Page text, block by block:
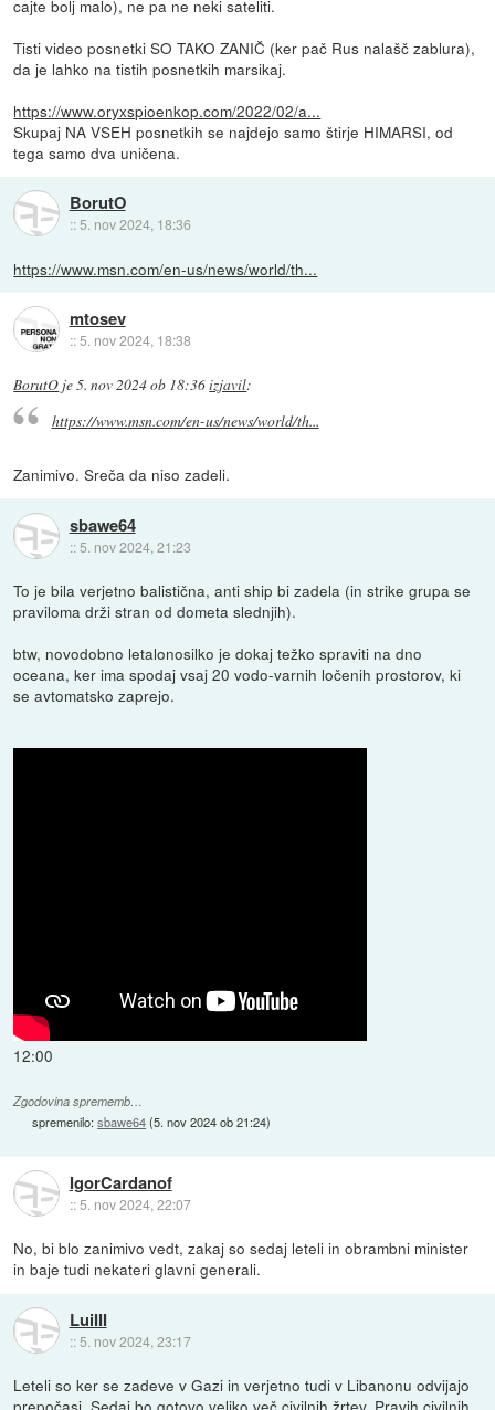
cajte bolj malo), ne pa ne neki sateliti.
Tisti video posnetki SO TAKO ZANIČ (ker pač Rus nalašč zablura),
da je lahko na tistih posnetkih marsikaj.
https://www.oryxspioenkop.com/2022/02/a...
Skupaj NA VSEH posnetkih se najdejo samo štirje HIMARSI, od
tega samo dva uničena.
BorutO
:: 5. nov 2024, 18:36
https://www.msn.com/en-us/news/world/th...
mtosev
::5. nov 2024, 18:38
BorutO je5. nov 2024 ob 18:36izjavil:
https://www.msn.com/en-us/news/world/th...
Zanimivo. Sreča da niso zadeli.
sbawe64
:: 5. nov 2024, 21:23
To je bila verjetno balistična, anti ship bi zadela (in strike grupa se
praviloma drži stran od dometa slednjih).
btw, novodobno letalonosilko je dokaj težko spraviti na dno
oceana, ker ima spodaj vsaj 20 vodo-varnih ločenih prostorov, ki
se avtomatsko zaprejo.
12:00
Zgodovina sprememb…
spremenilo:sbawe64(5. nov 2024 ob 21:24)
IgorCardanof
::5. nov 2024, 22:07
No, bi blo zanimivo vedt, zakaj so sedaj leteli in obrambni minister
in baje tudi nekateri glavni generali.
LuiIII
:: 5. nov 2024, 23:17
Leteli so ker se zadeve v Gazi in verjetno tudi v Libanonu odvijajo